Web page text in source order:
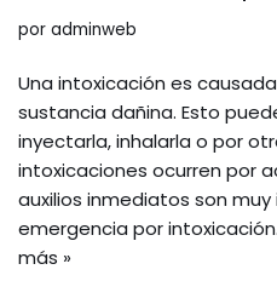
por adminweb
Una intoxicación es
sustancia dañina. Esto
inyectarla, inhalarla o por
intoxicaciones ocurren por
auxilios inmediatos son
emergencia por
más »